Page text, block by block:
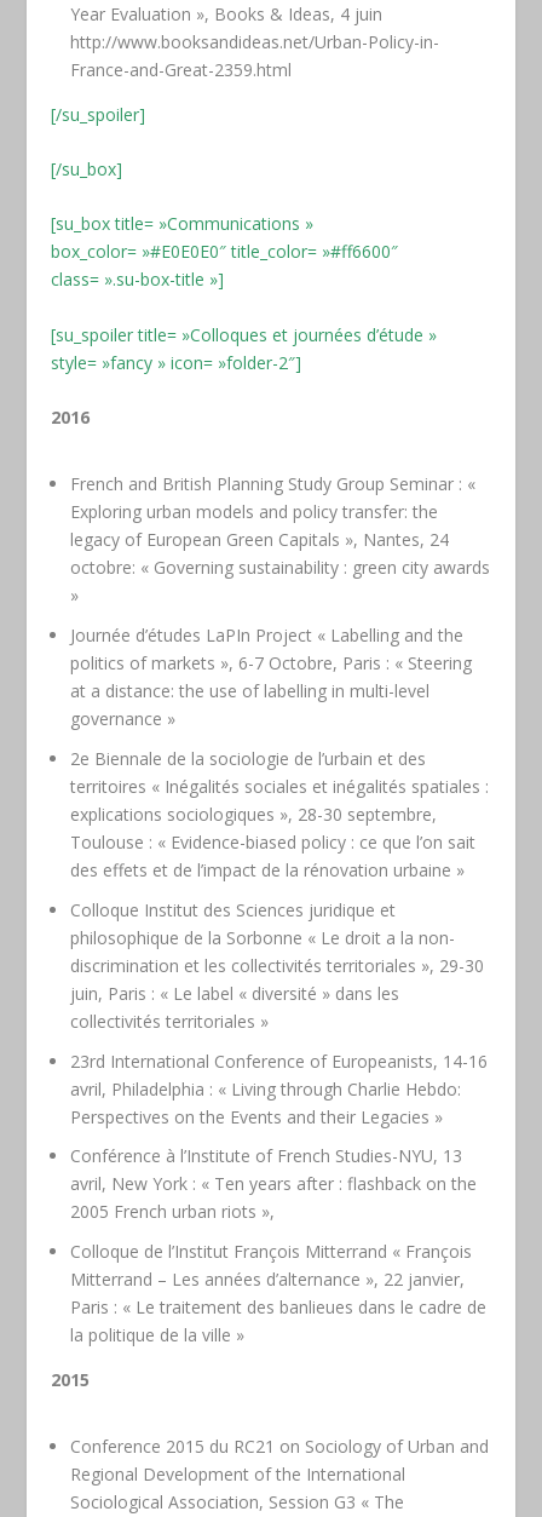
Year Evaluation », Books & Ideas, 4 juin
http://www.booksandideas.net/Urban-Policy-in-
France-and-Great-2359.html
[/su_spoiler]
[/su_box]
[su_box title= »Communications »
box_color= »#E0E0E0″ title_color= »#ff6600″
class= ».su-box-title »]
[su_spoiler title= »Colloques et journées d’étude »
style= »fancy » icon= »folder-2″]
2016
French and British Planning Study Group Seminar : «
Exploring urban models and policy transfer: the
legacy of European Green Capitals », Nantes, 24
octobre: « Governing sustainability : green city awards
»
Journée d’études LaPIn Project « Labelling and the
politics of markets », 6-7 Octobre, Paris : « Steering
at a distance: the use of labelling in multi-level
governance »
2e Biennale de la sociologie de l’urbain et des
territoires « Inégalités sociales et inégalités spatiales :
explications sociologiques », 28-30 septembre,
Toulouse : « Evidence-biased policy : ce que l’on sait
des effets et de l’impact de la rénovation urbaine »
Colloque Institut des Sciences juridique et
philosophique de la Sorbonne « Le droit a la non-
discrimination et les collectivités territoriales », 29-30
juin, Paris : « Le label « diversité » dans les
collectivités territoriales »
23rd International Conference of Europeanists, 14-16
avril, Philadelphia : « Living through Charlie Hebdo:
Perspectives on the Events and their Legacies »
Conférence à l’Institute of French Studies-NYU, 13
avril, New York : « Ten years after : flashback on the
2005 French urban riots »,
Colloque de l’Institut François Mitterrand « François
Mitterrand – Les années d’alternance », 22 janvier,
Paris : « Le traitement des banlieues dans le cadre de
la politique de la ville »
2015
Conference 2015 du RC21 on Sociology of Urban and
Regional Development of the International
Sociological Association, Session G3 « The